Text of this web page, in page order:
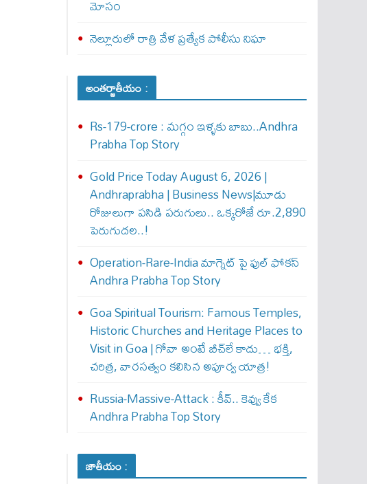
మోసం
నెల్లూరులో రాత్రి వేళ ప్రత్యేక పోలీసు నిఘా
అంతర్జాతీయం :
Rs-179-crore : మ‌గ్గం ఇళ్ళ‌కు బాబు..Andhra
Prabha Top Story
Gold Price Today August 6, 2026 |
Andhraprabha | Business News|మూడు
రోజులుగా పసిడి పరుగులు.. ఒక్కరోజే రూ.2,890
పెరుగుద‌ల‌..!
Operation-Rare-India మాగ్నెట్ పై ఫుల్ ఫోక‌స్
Andhra Prabha Top Story
Goa Spiritual Tourism: Famous Temples,
Historic Churches and Heritage Places to
Visit in Goa | గోవా అంటే బీచ్‌లే కాదు… భక్తి,
చరిత్ర, వారసత్వం కలిసిన అపూర్వ యాత్ర!
Russia-Massive-Attack : కీవ్‌.. కెవ్వు కేక‌
Andhra Prabha Top Story
జాతీయం :